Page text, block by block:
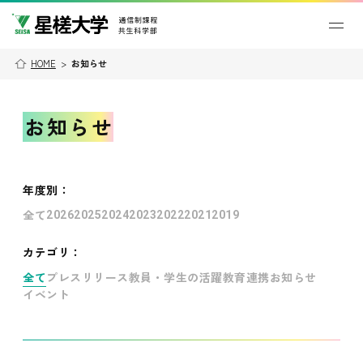
HOME > お知らせ
お知らせ
年度別 ：
全て202620252024202320222021 2019
カテゴリ：
全て プレスリリース教員・学生の活躍教育連携お知らせ
イベント